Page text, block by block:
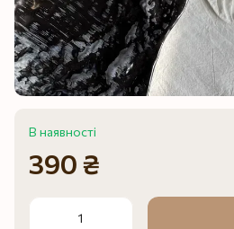
В наявності
390 ₴